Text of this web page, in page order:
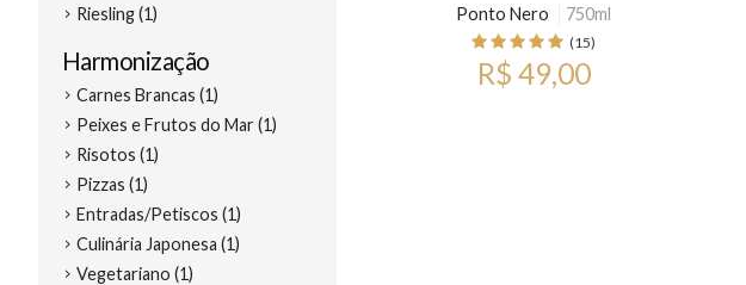
Riesling (1)
Harmonização
Carnes Brancas (1)
Peixes e Frutos do Mar (1)
Risotos (1)
Pizzas (1)
Entradas/Petiscos (1)
Culinária Japonesa (1)
Vegetariano (1)
Ponto Nero
750ml
(15)
R$ 49,00